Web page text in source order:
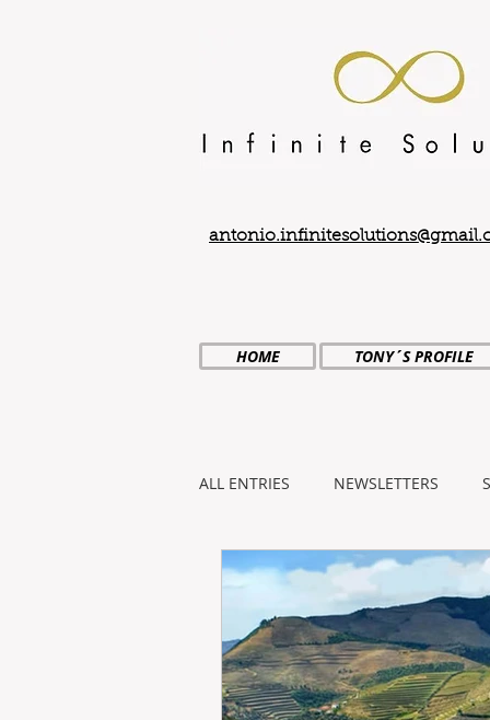
HOME TONY´S PROFILE
ALL ENTRIES NEWSLETTERS
RENT INTERNATIONAL
CULTURE WINES